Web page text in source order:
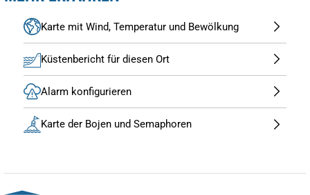
Karte mit Wind, Temperatur und Bewölkung
Küstenbericht für diesen Ort
Alarm konfigurieren
Karte der Bojen und Semaphoren